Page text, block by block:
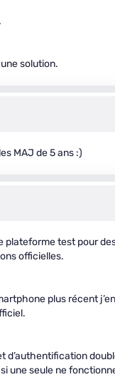
solution.
MAJ de 5 ans :)
plateforme test pour
officielles.
plus récent
d’authentification
une seule ne